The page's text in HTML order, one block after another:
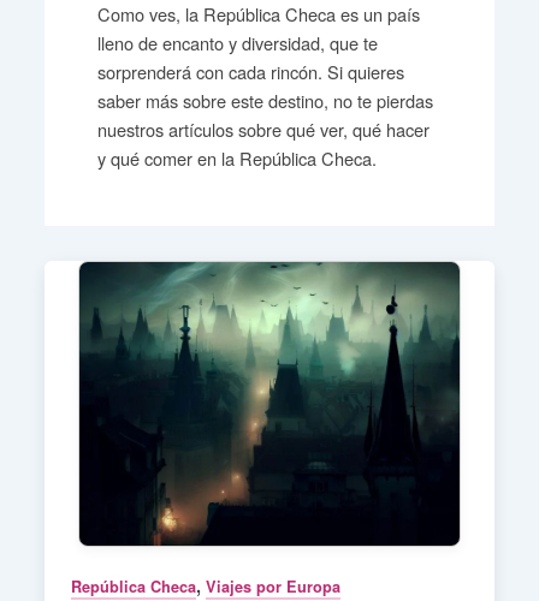
Como ves, la República Checa es un país
lleno de encanto y diversidad, que te
sorprenderá con cada rincón. Si quieres
saber más sobre este destino, no te pierdas
nuestros artículos sobre qué ver, qué hacer
y qué comer en la República Checa.
República Checa, Viajes por Europa